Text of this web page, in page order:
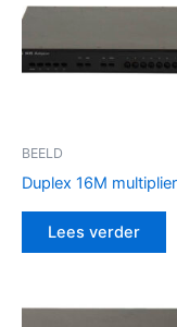
BEELD
Duplex 16M multiplier
Lees verder